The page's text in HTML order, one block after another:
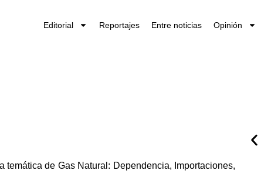
Editorial Reportajes Entre noticias Opinión
temática de Gas Natural: Dependencia, Importaciones,